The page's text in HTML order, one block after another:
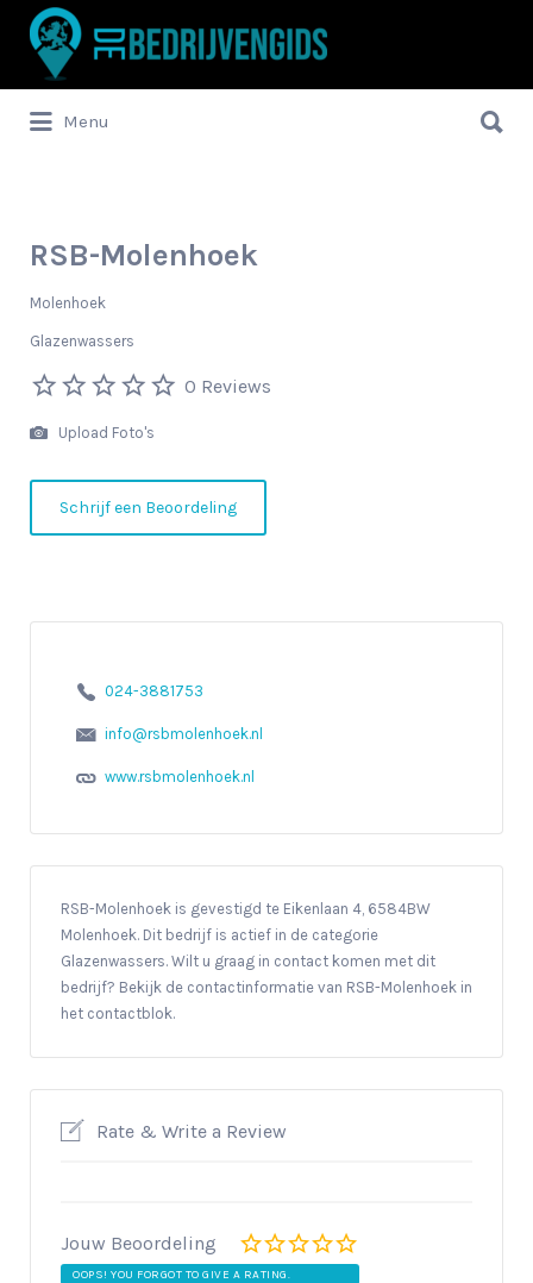
Zoek
naar:
Menu
naar:
RSB-Molenhoek
Molenhoek
Glazenwassers
0 Reviews
Upload Foto's
Schrijf een Beoordeling
024-3881753
info@rsbmolenhoek.nl
www.rsbmolenhoek.nl
RSB-Molenhoek is gevestigd te Eikenlaan 4, 6584BW
Molenhoek. Dit bedrijf is actief in de categorie
Glazenwassers. Wilt u graag in contact komen met dit
bedrijf? Bekijk de contactinformatie van RSB-Molenhoek in
het contactblok.
Rate & Write a Review
Jouw Beoordeling
OOPS! YOU FORGOT TO GIVE A RATING.